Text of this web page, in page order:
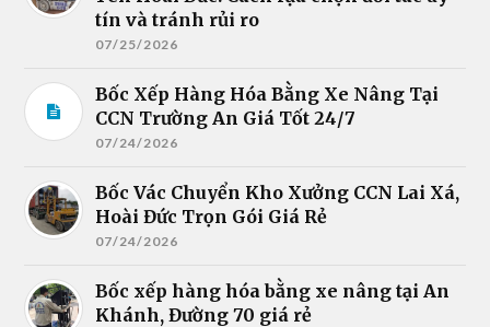
tín và tránh rủi ro
07/25/2026
Bốc Xếp Hàng Hóa Bằng Xe Nâng Tại
CCN Trường An Giá Tốt 24/7
07/24/2026
Bốc Vác Chuyển Kho Xưởng CCN Lai Xá,
Hoài Đức Trọn Gói Giá Rẻ
07/24/2026
Bốc xếp hàng hóa bằng xe nâng tại An
Khánh, Đường 70 giá rẻ